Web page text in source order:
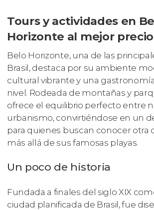
Tours y actividades en
Horizonte al mejor precio
Belo Horizonte, una de las
Brasil, destaca por su ambiente
cultural vibrante y una
nivel. Rodeada de montañas y
ofrece el equilibrio perfecto entre
urbanismo, convirtiéndose en un
para quienes buscan conocer otra
más allá de sus famosas playas.
Un poco de historia
Fundada a finales del siglo XIX
ciudad planificada de Brasil, fue